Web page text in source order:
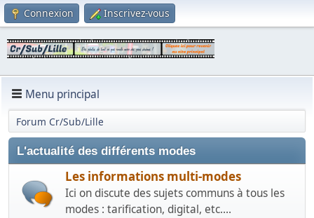
Connexion Inscrivez-vous
Menu principal
Forum Cr/Sub/Lille
L'actualité des différents modes
Les informations multi-modes
Ici on discute des sujets communs à tous les
modes : tarification, digital, etc....